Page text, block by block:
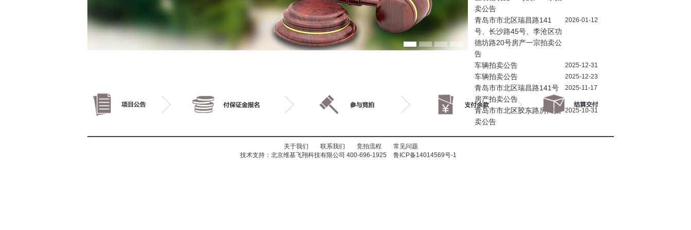
卖公告
青岛市市北区瑞昌路141
号、长沙路45号、李沧区功
德坊路20号房产一宗拍卖公
告
2026-01-12
车辆拍卖公告 2025-12-31
车辆拍卖公告 2025-12-23
青岛市市北区瑞昌路141号
房产拍卖公告
2025-11-17
青岛市市北区胶东路房产拍
卖公告
2025-10-31
关于我们 联系我们 竞拍流程
常见问题
技术支持：北京维基飞翔科技有限公司 400-696-1925
鲁ICP备14014569号-1